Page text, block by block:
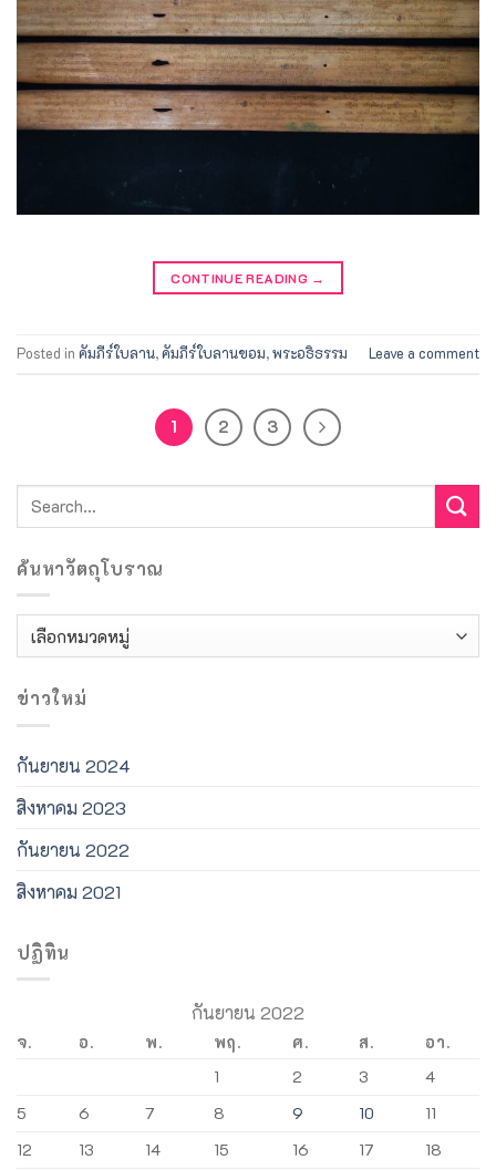
CONTINUE READING →
Posted in คัมภีร์ใบลาน,คัมภีร์ใบลานขอม,พระอธิธรรม Leave a comment
1 2 3
ค้นหาวัตถุโบราณ
ค้นหา
วัตถุ
ข่าวใหม่
กันยายน 2024
สิงหาคม 2023
กันยายน 2022
สิงหาคม 2021
ปฏิทิน
กันยายน 2022
จ. อ. พ. พฤ. ศ. ส.
อา.
1
2 3
4
5
6 7 8 9 10
11
12
13 14 15 16 17
18